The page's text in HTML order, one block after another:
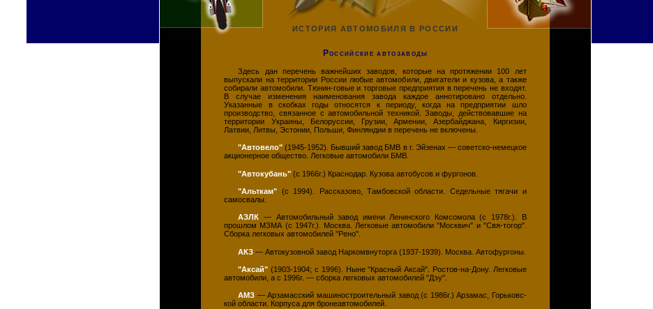
ИСТОРИЯ АВТОМОБИЛЯ В РОССИИ
Российские автозаводы
Здесь дан перечень важнейших заводов, которые на протяжении 100 лет
выпускали на территории России любые автомобили, двигатели и кузова, а также
собирали автомобили. Тюнин-говые и торговые предприятия в перечень не входят.
В случае изменения наименования завода каждое аннотировано отдельно.
Указанные в скобках годы относятся к периоду, когда на предприятии шло
производство, связанное с автомобильной техникой. Заводы, действовавшие на
территории Украины, Белоруссии, Грузии, Армении, Азербайджана, Киргизии,
Латвии, Литвы, Эстонии, Польши, Финляндии в перечень не включены.
"Автовело" (1945-1952). Бывший завод БМВ в г. Эйзенах — советско-немецкое
акционерное общество. Легковые автомобили БМВ.
"Автокубань" (с 1966г.) Краснодар. Кузова автобусов и фургонов.
"Альткам" (c 1994). Рассказово, Тамбовской области. Седельные тягачи и
самосвалы.
АЗЛК — Автомобильный завод имени Ленинского Комсомола (с 1978г.). В
прошлом МЗМА (с 1947г.). Москва. Легковые автомобили "Москвич" и "Свя-тогор".
Сборка легковых автомобилей "Рено".
АКЗ — Автокузовной завод Наркомвнуторга (1937-1939). Москва. Автофургоны.
"Аксай" (1903-1904; с 1996). Ныне "Красный Аксай". Ростов-на-Дону. Легковые
автомобили, а с 1996г. — сборка легковых автомобилей "Дэу".
АМЗ — Арзамасский машиностроительный завод (с 1986г.) Арзамас, Горьковс-
кой области. Корпуса для бронеавтомобилей.